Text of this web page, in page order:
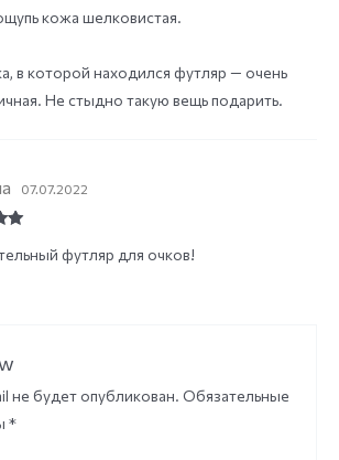
кожа шелковистая.
в которой находился футляр — очень
Не стыдно такую вещь подарить.
07.07.2022
футляр для очков!
не будет опубликован. Обязательные
*